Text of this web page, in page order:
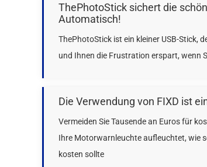
ThePhotoStick sichert die
Automatisch!
ThePhotoStick ist ein kleiner USB-Stick,
und Ihnen die Frustration erspart, wenn
Die Verwendung von FIXD ist
Vermeiden Sie Tausende an Euros für
Ihre Motorwarnleuchte aufleuchtet, wie
kosten sollte